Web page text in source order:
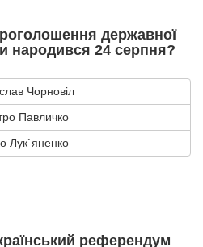
державної
народився 24 серпня?
Чорновіл
Павличко
Лук`яненко
референдум